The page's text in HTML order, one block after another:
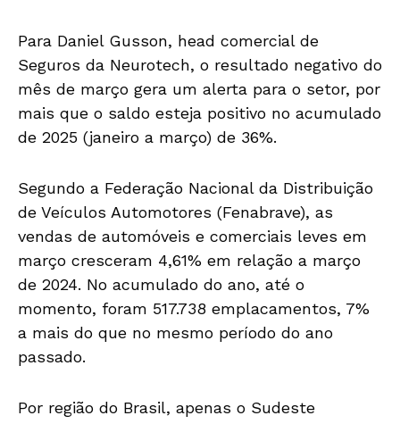
Para Daniel Gusson, head comercial de
Seguros da Neurotech, o resultado negativo do
mês de março gera um alerta para o setor, por
mais que o saldo esteja positivo no acumulado
de 2025 (janeiro a março) de 36%.
Segundo a Federação Nacional da Distribuição
de Veículos Automotores (Fenabrave), as
vendas de automóveis e comerciais leves em
março cresceram 4,61% em relação a março
de 2024. No acumulado do ano, até o
momento, foram 517.738 emplacamentos, 7%
a mais do que no mesmo período do ano
passado.
Por região do Brasil, apenas o Sudeste